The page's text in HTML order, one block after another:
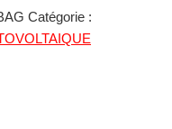
Catégorie :